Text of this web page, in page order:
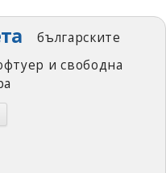
българските
и свободна
Skip